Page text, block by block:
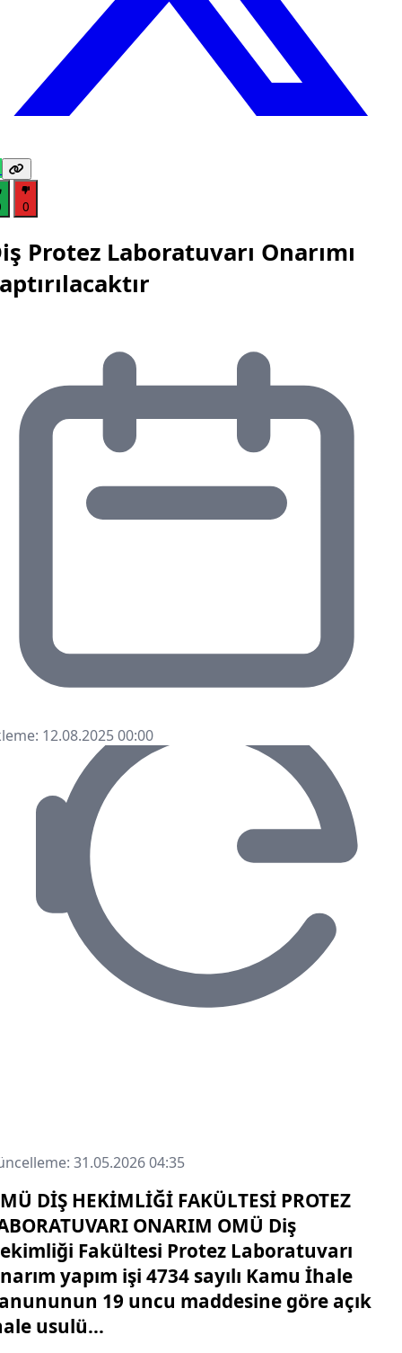
0
Protez Laboratuvarı Onarımı
12.08.2025 00:00
31.05.2026 04:35
DİŞ HEKİMLİĞİ FAKÜLTESİ PROTEZ
ONARIM OMÜ Diş
Fakültesi Protez Laboratuvarı
yapım işi 4734 sayılı Kamu İhale
19 uncu maddesine göre açık
usulü...